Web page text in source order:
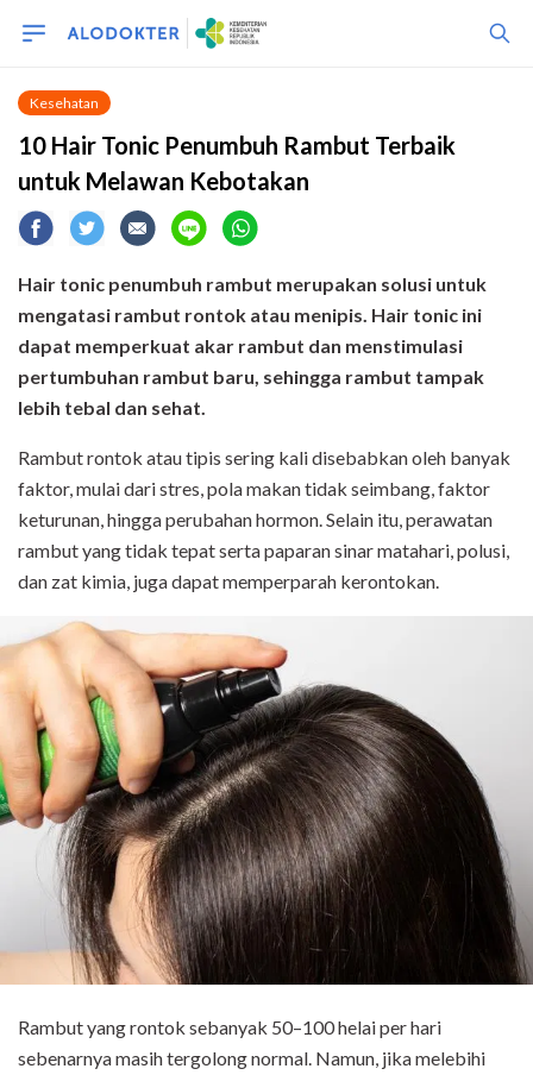
Kesehatan
10 Hair Tonic Penumbuh Rambut Terbaik
untuk Melawan Kebotakan
Hair tonic penumbuh rambut merupakan solusi untuk
mengatasi rambut rontok atau menipis. Hair tonic ini
dapat memperkuat akar rambut dan menstimulasi
pertumbuhan rambut baru, sehingga rambut tampak
lebih tebal dan sehat.
Rambut rontok atau tipis sering kali disebabkan oleh banyak
faktor, mulai dari stres, pola makan tidak seimbang, faktor
keturunan, hingga perubahan hormon. Selain itu, perawatan
rambut yang tidak tepat serta paparan sinar matahari, polusi,
dan zat kimia, juga dapat memperparah kerontokan.
Rambut yang rontok sebanyak 50–100 helai per hari
sebenarnya masih tergolong normal. Namun, jika melebihi